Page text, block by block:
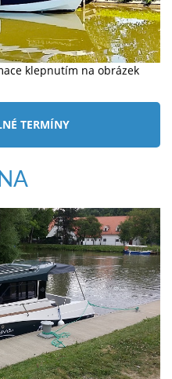
klepnutím na obrázek
TERMÍNY